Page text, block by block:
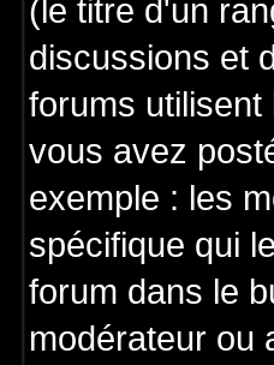
(le titre d'un
discussions et
forums
vous avez
exemple : les
spécifique qui
forum dans le
modérateur ou